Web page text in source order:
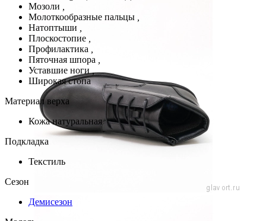
Мозоли
Молоткообразные пальцы
Натоптыши
Плоскостопие
Профилактика
Пяточная шпора
Уставшие ноги,
Широкая стопа
Материал верха
Кожа натуральная
Подкладка
Текстиль
Сезон
Демисезон